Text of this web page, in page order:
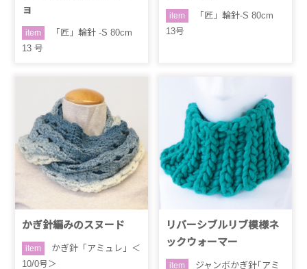
ョ
item
「匠」輪針 -S 80cm
13 号
item
「匠」輪針-S 80cm
13号
かぎ針編みのスヌード
item
かぎ針「アミュレ」＜
10/0号＞
リバーシブルリブ模様ネ
ックウォーマー
item ジャンボかぎ針｢アミ